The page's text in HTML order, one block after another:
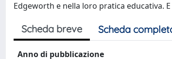
Edgeworth e nella loro pratica educativa.
Scheda breve Scheda
Anno di pubblicazione